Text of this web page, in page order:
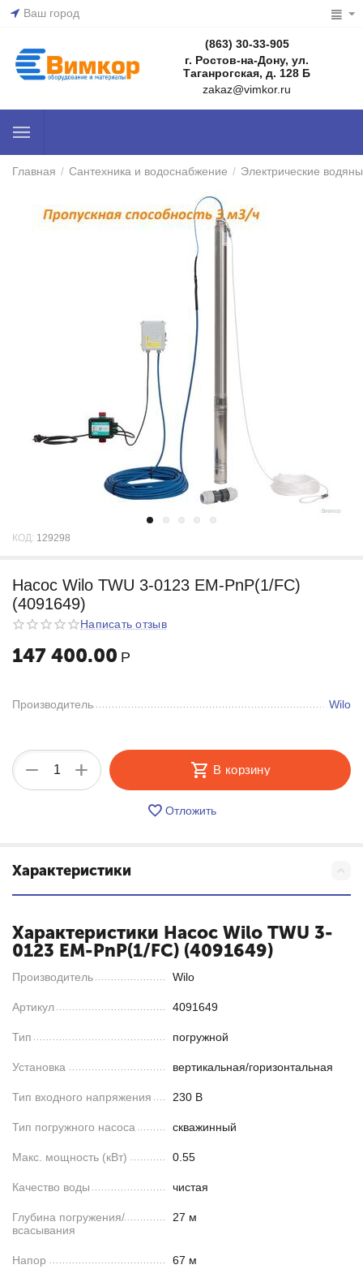
Ваш город
(863) 30-33-905
г. Ростов-на-Дону, ул.
Таганрогская, д. 128 Б
zakaz@vimkor.ru
Главная / Сантехника и водоснабжение / Электрические
КОД: 129298
Насос Wilo TWU 3-0123 EM-PnP(1/FC)
(4091649)
Написать отзыв
147 400.00 Р
Производитель Wilo
+
− В корзину
Отложить
Характеристики
Характеристики Насос Wilo TWU 3-
0123 EM-PnP(1/FC) (4091649)
Производитель Wilo
Артикул 4091649
Тип погружной
Установка вертикальная/горизонтальная
Тип входного напряжения 230 В
Тип погружного насоса скважинный
Макс. мощность (кВт) 0.55
Качество воды чистая
Глубина погружения/
всасывания
27 м
Напор 67 м